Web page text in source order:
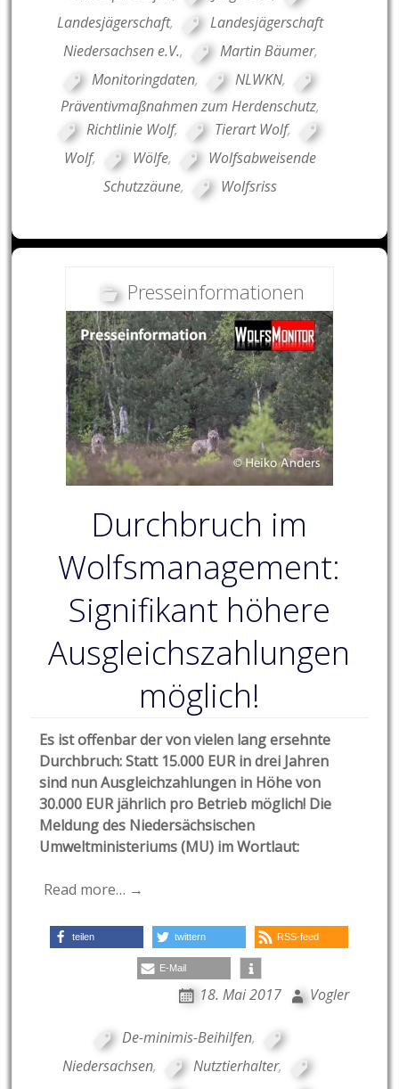
Landesjägerschaft,
Landesjägerschaft
Niedersachsen e.V., Martin Bäumer,
Monitoringdaten, NLWKN,
Präventivmaßnahmen zum Herdenschutz,
Richtlinie Wolf, Tierart Wolf,
Wolf, Wölfe,
Wolfsabweisende
Schutzzäune, Wolfsriss
Presseinformationen
Durchbruch im
Wolfsmanagement:
Signifikant höhere
Ausgleichszahlungen
möglich!
Es ist offenbar der von vielen lang ersehnte
Durchbruch: Statt 15.000 EUR in drei Jahren
sind nun Ausgleichzahlungen in Höhe von
30.000 EUR jährlich pro Betrieb möglich! Die
Meldung des Niedersächsischen
Umweltministeriums (MU) im Wortlaut:
Read more… →
teilen twittern RSS-feed
E-Mail
18. Mai 2017 Vogler
De-minimis-Beihilfen,
Niedersachsen, Nutztierhalter,